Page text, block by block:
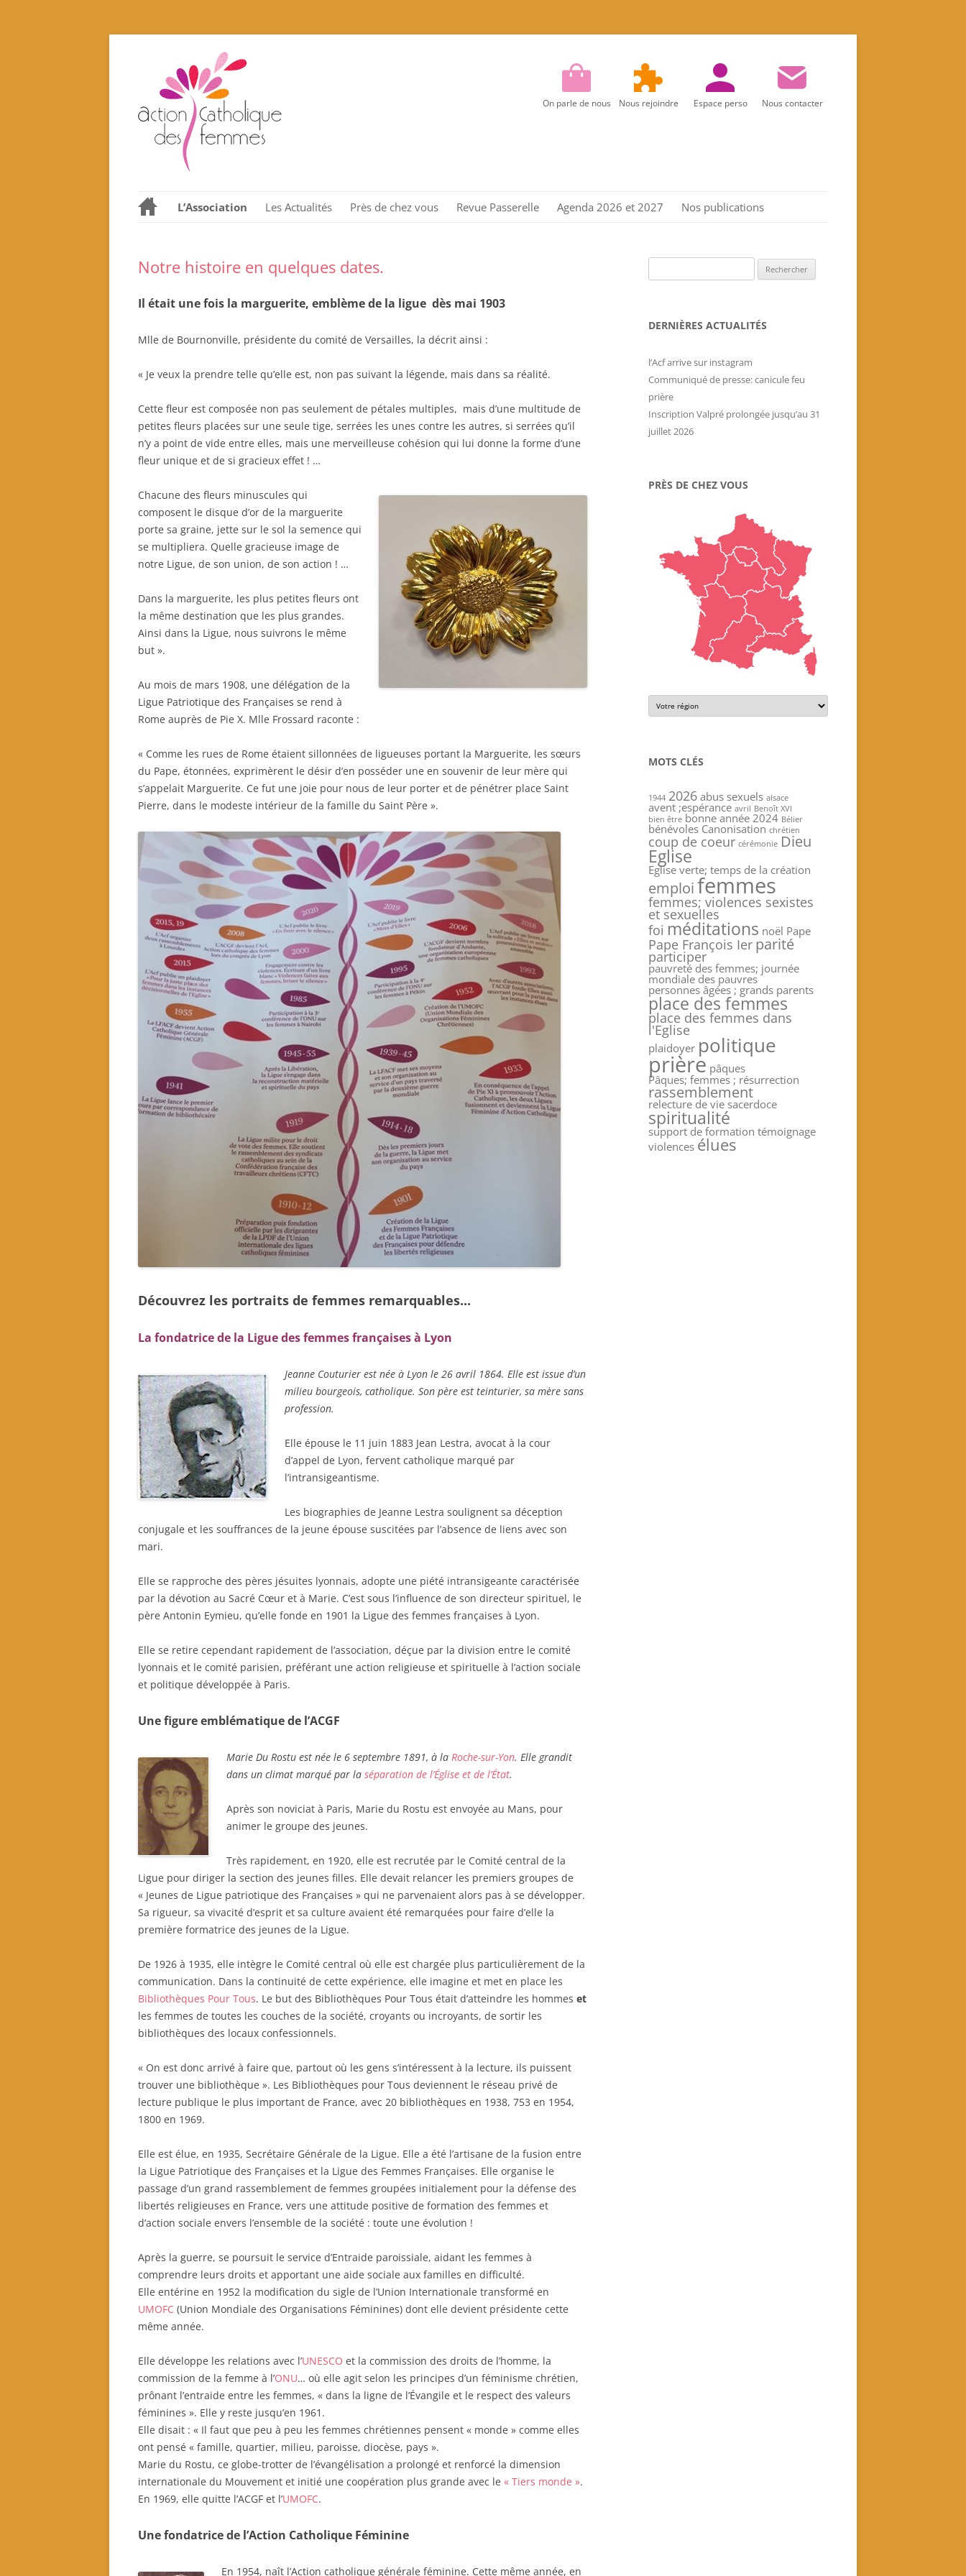
On parle de nous Nous rejoindre Espace perso Nous contacter
au
contenu
L’Association
Nos valeurs promues et
Que proposons nous ?
Les Actualités Près de chez vous
Région Ile de France
Région Nord
Revue Passerelle Agenda 2026 et 2027 Nos publications
Marie
Les Actes de l’association
Livres historiques de
Secrets culinaires de famille
Notre histoire en quelques dates.
Il était une fois la marguerite, emblème de la ligue dès mai 1903
Mlle de Bournonville, présidente du comité de Versailles, la décrit ainsi :
« Je veux la prendre telle qu’elle est, non pas suivant la légende, mais dans sa réalité.
Cette fleur est composée non pas seulement de pétales multiples, mais d’une multitude de
petites fleurs placées sur une seule tige, serrées les unes contre les autres, si serrées qu’il
n’y a point de vide entre elles, mais une merveilleuse cohésion qui lui donne la forme d’une
fleur unique et de si gracieux effet ! …
Chacune des fleurs minuscules qui
composent le disque d’or de la marguerite
porte sa graine, jette sur le sol la semence qui
se multipliera. Quelle gracieuse image de
notre Ligue, de son union, de son action ! …
Dans la marguerite, les plus petites fleurs ont
la même destination que les plus grandes.
Ainsi dans la Ligue, nous suivrons le même
but ».
Au mois de mars 1908, une délégation de la
Ligue Patriotique des Françaises se rend à
Rome auprès de Pie X. Mlle Frossard raconte :
« Comme les rues de Rome étaient sillonnées de ligueuses portant la Marguerite, les sœurs
du Pape, étonnées, exprimèrent le désir d’en posséder une en souvenir de leur mère qui
s’appelait Marguerite. Ce fut une joie pour nous de leur porter et de pénétrer place Saint
Pierre, dans le modeste intérieur de la famille du Saint Père ».
Découvrez les portraits de femmes remarquables...
La fondatrice de la Ligue des femmes françaisesà Lyon
Jeanne Couturier est née à Lyon le 26 avril 1864. Elle est issue d’un
milieu bourgeois, catholique. Son père est teinturier, sa mère sans
profession.
Elle épouse le 11 juin 1883 Jean Lestra, avocat à la cour
d’appel de Lyon, fervent catholique marqué par
l’intransigeantisme.
Les biographies de Jeanne Lestra soulignent sa déception
conjugale et les souffrances de la jeune épouse suscitées par l’absence de liens avec son
mari.
Elle se rapproche des pères jésuites lyonnais, adopte une piété intransigeante caractérisée
par la dévotion au Sacré Cœur et à Marie. C’est sous l’influence de son directeur spirituel, le
père Antonin Eymieu, qu’elle fonde en 1901 la Ligue des femmes françaises à Lyon.
Elle se retire cependant rapidement de l’association, déçue par la division entre le comité
lyonnais et le comité parisien, préférant une action religieuse et spirituelle à l’action sociale
et politique développée à Paris.
Une figure emblématique de l’ACGF
Marie Du Rostu est née le 6 septembre 1891, à la Roche-sur-Yon. Elle grandit
dans un climat marqué par la séparation de l’Église et de l’État.
Après son noviciat à Paris, Marie du Rostu est envoyée au Mans, pour
animer le groupe des jeunes.
Très rapidement, en 1920, elle est recrutée par le Comité central de la
Ligue pour diriger la section des jeunes filles. Elle devait relancer les premiers groupes de
« Jeunes de Ligue patriotique des Françaises » qui ne parvenaient alors pas à se développer.
Sa rigueur, sa vivacité d’esprit et sa culture avaient été remarquées pour faire d’elle la
première formatrice des jeunes de la Ligue.
De 1926 à 1935, elle intègre le Comité central où elle est chargée plus particulièrement de la
communication. Dans la continuité de cette expérience, elle imagine et met en place les
Bibliothèques Pour Tous. Le but des Bibliothèques Pour Tous était d’atteindre les hommes et
les femmes de toutes les couches de la société, croyants ou incroyants, de sortir les
bibliothèques des locaux confessionnels.
« On est donc arrivé à faire que, partout où les gens s’intéressent à la lecture, ils puissent
trouver une bibliothèque ». Les Bibliothèques pour Tous deviennent le réseau privé de
lecture publique le plus important de France, avec 20 bibliothèques en 1938, 753 en 1954,
1800 en 1969.
Elle est élue, en 1935, Secrétaire Générale de la Ligue. Elle a été l’artisane de la fusion entre
la Ligue Patriotique des Françaises et la Ligue des Femmes Françaises. Elle organise le
passage d’un grand rassemblement de femmes groupées initialement pour la défense des
libertés religieuses en France, vers une attitude positive de formation des femmes et
d’action sociale envers l’ensemble de la société : toute une évolution !
Après la guerre, se poursuit le service d’Entraide paroissiale, aidant les femmes à
comprendre leurs droits et apportant une aide sociale aux familles en difficulté.
Elle entérine en 1952 la modification du sigle de l’Union Internationale transformé en
UMOFC (Union Mondiale des Organisations Féminines) dont elle devient présidente cette
même année.
Elle développe les relations avec l’UNESCO et la commission des droits de l’homme, la
commission de la femme à l’ONU… où elle agit selon les principes d’un féminisme chrétien,
prônant l’entraide entre les femmes, « dans la ligne de l’Évangile et le respect des valeurs
féminines ». Elle y reste jusqu’en 1961.
Elle disait : « Il faut que peu à peu les femmes chrétiennes pensent « monde » comme elles
ont pensé « famille, quartier, milieu, paroisse, diocèse, pays ».
Marie du Rostu, ce globe-trotter de l’évangélisation a prolongé et renforcé la dimension
internationale du Mouvement et initié une coopération plus grande avec le « Tiers monde ».
En 1969, elle quitte l’ACGF et l’UMOFC.
Une fondatrice de l’Action Catholique Féminine
En 1954, naît l’Action catholique générale féminine. Cette même année, en
DERNIÈRES ACTUALITÉS
l’Acf arrive sur instagram
Communiqué de presse: canicule feu
prière
Inscription Valpré prolongée jusqu’au 31
juillet 2026
PRÈS DE CHEZ VOUS
MOTS CLÉS
1944 2026 abus sexuels alsace
avent ;espérance avril Benoît XVI
bien être bonne année 2024 Bélier
bénévoles Canonisation chrétien
coup de coeur cérémonie Dieu
Eglise
Eglise verte; temps de la création
emploifemmes
femmes; violences sexistes
et sexuelles
foi méditations noël Pape
Pape François Ier parité
participer
pauvreté des femmes; journée
mondiale des pauvres
personnes âgées ; grands parents
place des femmes
place des femmes dans
l'Eglise
plaidoyer politique
prière pâques
Pâques; femmes ; résurrection
rassemblement
relecture de vie sacerdoce
spiritualité
support de formation témoignage
violences élues